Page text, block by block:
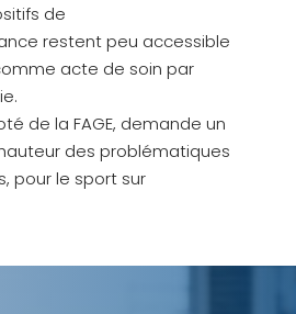
de
restent peu accessible
acte de soin par
de la FAGE, demande un
des problématiques
pour le sport sur